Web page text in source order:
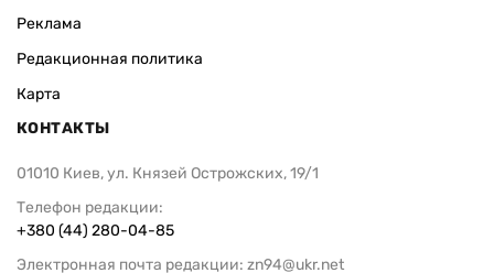
Реклама
Редакционная политика
Карта
КОНТАКТЫ
01010 Киев, ул. Князей Острожских, 19/1
Телефон редакции:
+380 (44) 280-04-85
Электронная почта редакции: zn94@ukr.net